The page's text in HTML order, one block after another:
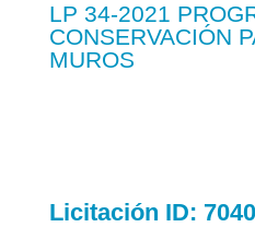
LP 34-2021
CONSERVACIÓN
MUROS
Licitación ID: